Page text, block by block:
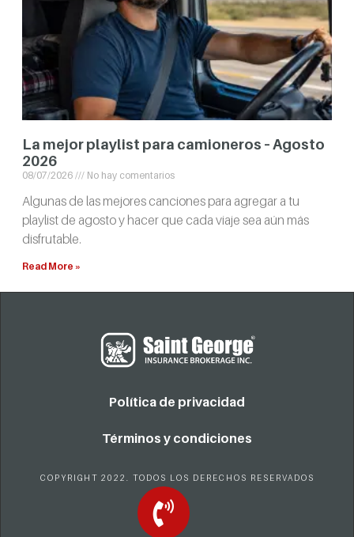
La mejor playlist para camioneros – Agosto
2026
08/07/2026 No hay comentarios
Algunas de las mejores canciones para agregar a tu
playlist de agosto y hacer que cada viaje sea aún más
disfrutable.
Read More »
Política de privacidad
Términos y condiciones
COPYRIGHT 2022. TODOS LOS DERECHOS RESERVADOS